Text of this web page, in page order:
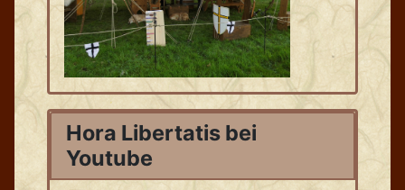
Hora Libertatis bei
Youtube